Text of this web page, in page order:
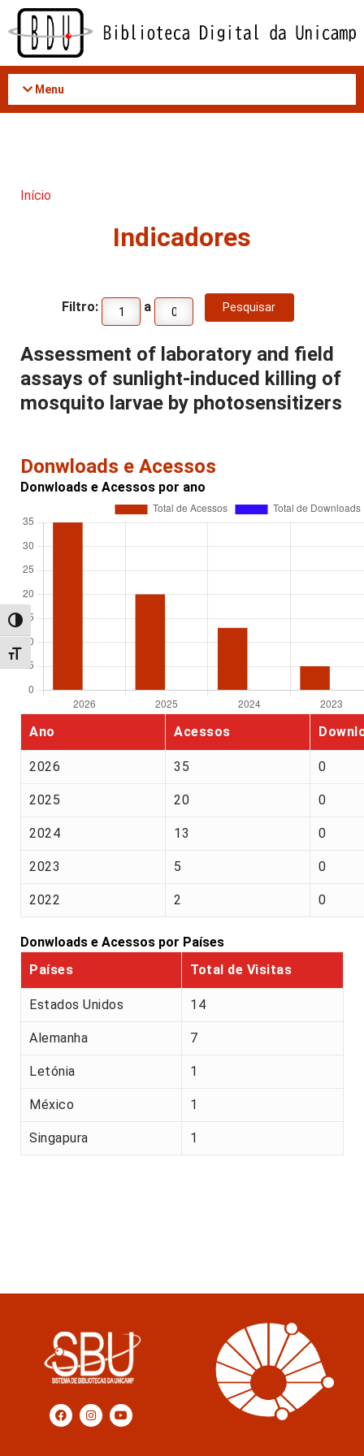
Acessar
conteúdo
Alternar alto contraste
Alternar tamanho da fonte
Menu
Início
Indicadores
Filtro: a
Assessment of laboratory and field
assays of sunlight-induced killing of
mosquito larvae by photosensitizers
Donwloads e Acessos
Donwloads e Acessos por ano
Ano Acessos
2026 35 0
2025 20 0
2024 13 0
2023 5 0
2022 2 0
Donwloads e Acessos por Países
Países
Total de Visitas
Estados Unidos 14
Alemanha 7
Letónia 1
México 1
Singapura 1